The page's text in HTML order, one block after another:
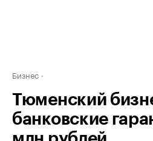
Бизнес
Тюменский
банковские